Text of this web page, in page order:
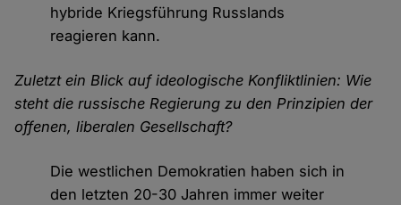
hybride Kriegsführung Russlands
reagieren kann.
Zuletzt ein Blick auf ideologische Konfliktlinien: Wie
steht die russische Regierung zu den Prinzipien der
offenen, liberalen Gesellschaft?
Die westlichen Demokratien haben sich in
den letzten 20-30 Jahren immer weiter